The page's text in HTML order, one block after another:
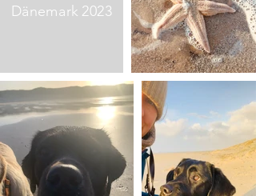
Dänemark 2023